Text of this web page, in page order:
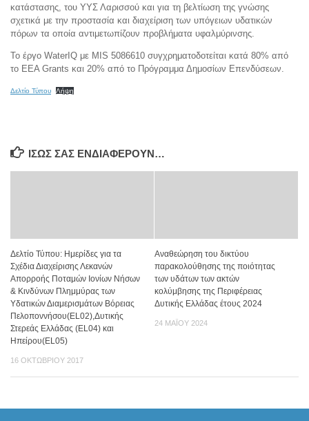
κατάστασης, του ΥΥΣ Λαρισσού και για τη βελτίωση της γνώσης
σχετικά με την προστασία και διαχείριση των υπόγειων υδατικών
πόρων τα οποία αντιμετωπίζουν προβλήματα υφαλμύρινσης.
Το έργο WaterIQ με MIS 5086610 συγχρηματοδοτείται κατά 80% από
το EEA Grants και 20% από το Πρόγραμμα Δημοσίων Επενδύσεων.
Δελτίο Τύπου Λήψη
ΊΣΩΣ ΣΑΣ ΕΝΔΙΑΦΈΡΟΥΝ…
Δελτίο Τύπου: Ημερίδες για τα
Σχέδια Διαχείρισης Λεκανών
Απορροής Ποταμών Ιονίων Νήσων
& Κινδύνων Πλημμύρας των
Υδατικών Διαμερισμάτων Βόρειας
Πελοποννήσου(EL02),Δυτικής
Στερεάς Ελλάδας (EL04) και
Ηπείρου(EL05)
16 ΟΚΤΩΒΡΊΟΥ 2017
Αναθεώρηση του δικτύου
παρακολούθησης της ποιότητας
των υδάτων των ακτών
κολύμβησης της Περιφέρειας
Δυτικής Ελλάδας έτους 2024
24 ΜΑΪ́ΟΥ 2024